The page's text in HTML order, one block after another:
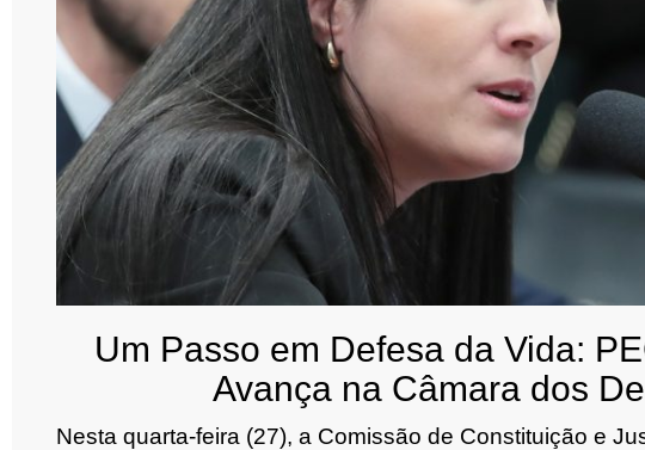
Um Passo em Defesa da Vida:
Avança na Câmara dos
Nesta quarta-feira (27), a Comissão de Constituição e